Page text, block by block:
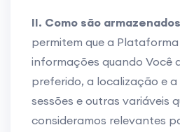
II. Como são
permitem que a
informações quando Você
preferido, a localização e
sessões e outras variáveis
consideramos relevantes